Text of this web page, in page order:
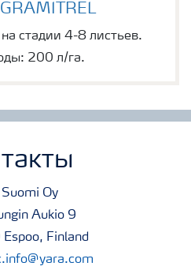
стадии 4-8 листьев.
200 л/га.
Suomi Oy
Aukio 9
Finland